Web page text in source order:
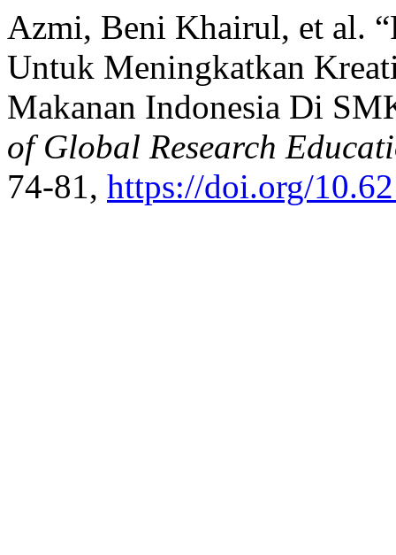
Azmi, Beni Khairul, et al.
Untuk Meningkatkan
Makanan Indonesia Di
of Global Research
74-81, https://doi.org/